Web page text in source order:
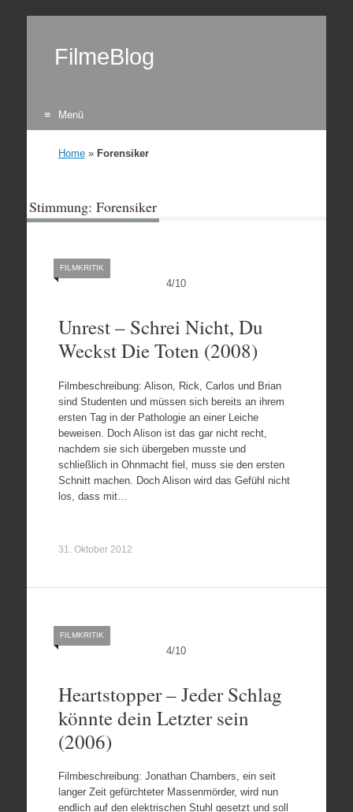
FilmeBlog
Menü
Home» Forensiker
Stimmung: Forensiker
4/10
FILMKRITIK
Unrest – Schrei Nicht, Du
Weckst Die Toten (2008)
Filmbeschreibung: Alison, Rick, Carlos und Brian
sind Studenten und müssen sich bereits an ihrem
ersten Tag in der Pathologie an einer Leiche
beweisen. Doch Alison ist das gar nicht recht,
nachdem sie sich übergeben musste und
schließlich in Ohnmacht fiel, muss sie den ersten
Schnitt machen. Doch Alison wird das Gefühl nicht
los, dass mit…
31. Oktober 2012
4/10
FILMKRITIK
Heartstopper – Jeder Schlag
könnte dein Letzter sein
(2006)
Filmbeschreibung: Jonathan Chambers, ein seit
langer Zeit gefürchteter Massenmörder, wird nun
endlich auf den elektrischen Stuhl gesetzt und soll